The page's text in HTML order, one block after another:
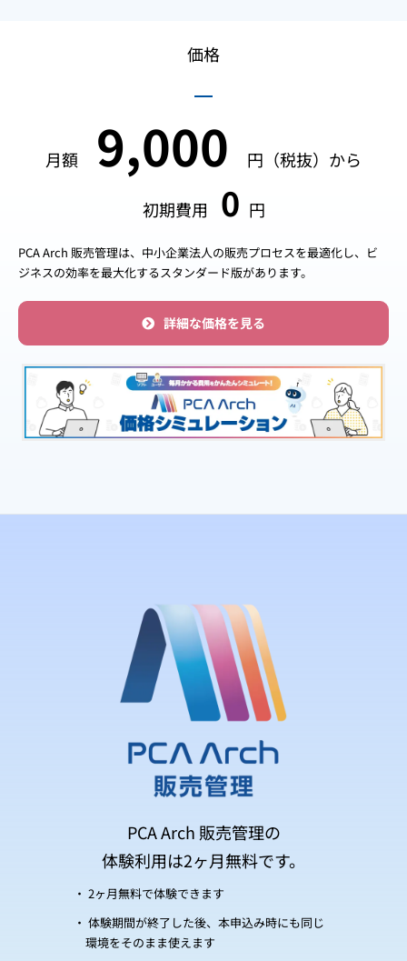
価格
月額 9,000 円（税抜）から
初期費用 0 円
PCA Arch 販売管理は、中小企業法人の販売プロセスを最適化し、ビ
ジネスの効率を最大化するスタンダード版があります。
詳細な価格を見る
PCA Arch 販売管理の
体験利用は2ヶ月無料です。
2ヶ月無料で体験できます
体験期間が終了した後、本申込み時にも同じ
環境をそのまま使えます